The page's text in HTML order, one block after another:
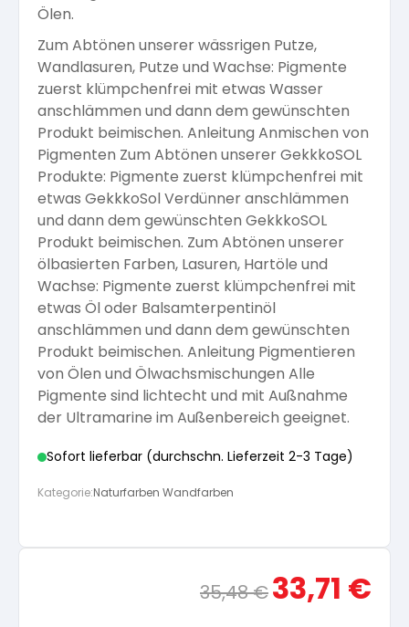
Öle für Außen
Pflege und Reinigung
Versiegelung für Beton
Pflege
Kalkfarben
Anti Schimmelfarbe
Isolierfarben
Latexfarben
Spezialfarben
Silikatfarben
Pflege und Reinigung
Spezialprodukte
Dichtmassen
Farbwalzen
Pinsel und Bürsten
Schleifmittel
Ölen.
Zum Abtönen unserer wässrigen Putze,
Wandlasuren, Putze und Wachse: Pigmente
zuerst klümpchenfrei mit etwas Wasser
anschlämmen und dann dem gewünschten
Produkt beimischen. Anleitung Anmischen von
Pigmenten Zum Abtönen unserer GekkkoSOL
Produkte: Pigmente zuerst klümpchenfrei mit
etwas GekkkoSol Verdünner anschlämmen
und dann dem gewünschten GekkkoSOL
Produkt beimischen. Zum Abtönen unserer
ölbasierten Farben, Lasuren, Hartöle und
Wachse: Pigmente zuerst klümpchenfrei mit
etwas Öl oder Balsamterpentinöl
anschlämmen und dann dem gewünschten
Produkt beimischen. Anleitung Pigmentieren
von Ölen und Ölwachsmischungen Alle
Pigmente sind lichtecht und mit Außnahme
der Ultramarine im Außenbereich geeignet.
Sofort lieferbar (durchschn. Lieferzeit 2-3 Tage)
Kategorie:Naturfarben Wandfarben
35,48€
Ursprünglicher
Preis
33,71 €